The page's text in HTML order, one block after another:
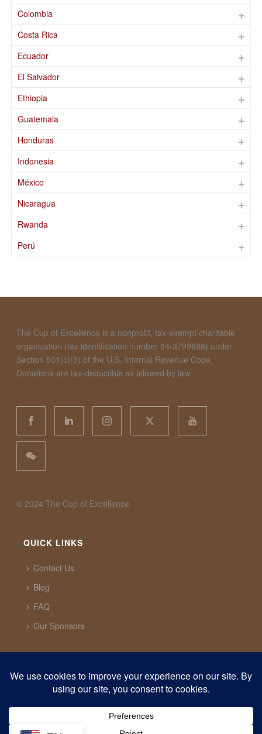
Colombia
Costa Rica
Ecuador
El Salvador
Ethiopia
Guatemala
Honduras
Indonesia
México
Nicaragua
Rwanda
Perú
The Cup of Excellence is a nonprofit, tax-exempt charitable
organization (tax identification number 84-3799688) under
Section 501(c)(3) of the U.S. Internal Revenue Code.
Donations are tax-deductible as allowed by law.
©️ 2024 The Cup of Excellence
QUICK LINKS
Contact Us
Blog
FAQ
Our Sponsors
1321 Upland Dr. PMB 20291 Houston, Texas, 77043
support@cupofexcellence.org